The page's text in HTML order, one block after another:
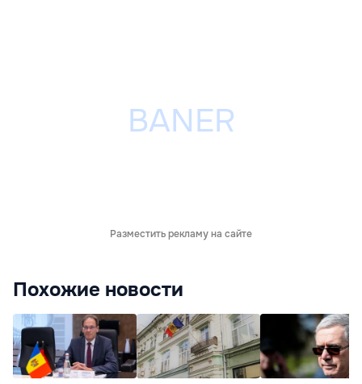
Разместить рекламу на сайте
Похожие новости